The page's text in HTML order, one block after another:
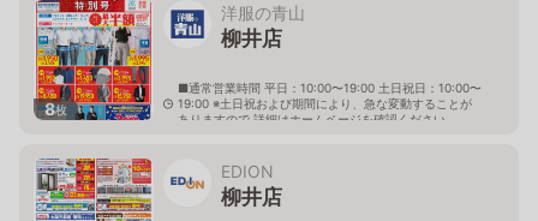
8枚
洋服の青山
柳井店
■通常営業時間 平日：10:00〜19:00 土日祝日：10:00〜
19:00 ※土日祝および期間により、急な変動することが
ありますので 詳細はホームページを確認ください
EDION
柳井店